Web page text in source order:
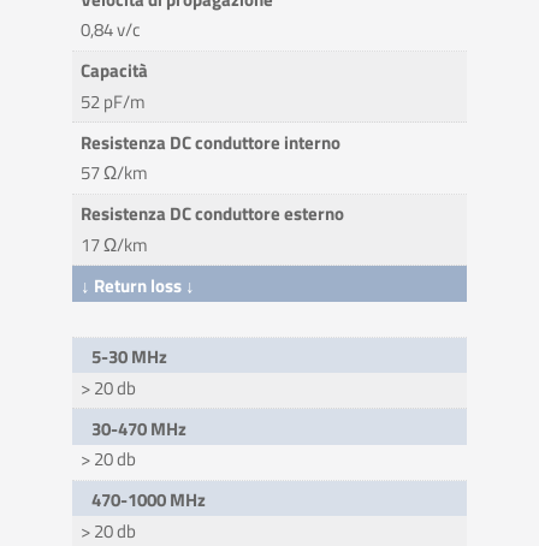
0,84 v/c
Capacità
52 pF/m
Resistenza DC conduttore interno
57 Ω/km
Resistenza DC conduttore esterno
17 Ω/km
↓ Return loss ↓
5-30 MHz
> 20 db
30-470 MHz
> 20 db
470-1000 MHz
> 20 db